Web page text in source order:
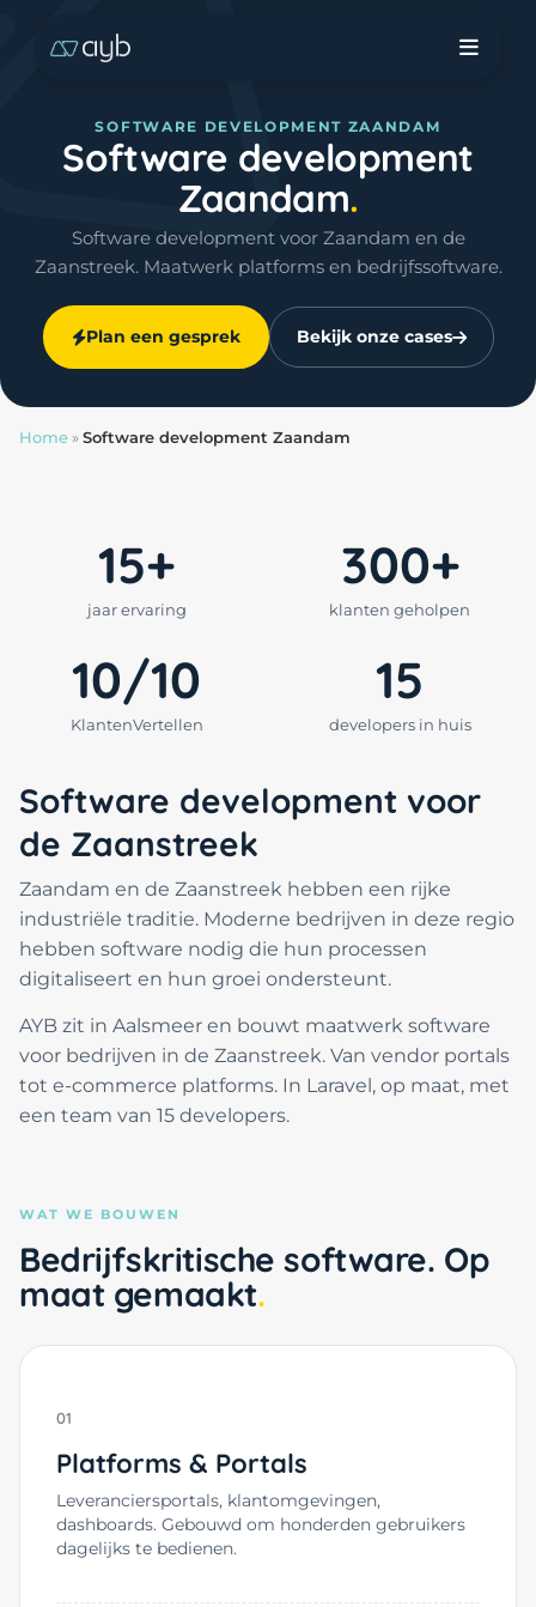
SOFTWARE DEVELOPMENT ZAANDAM
Software development
Zaandam
Software development voor Zaandam en de
Zaanstreek. Maatwerk platforms en bedrijfssoftware.
Plan een gesprek Bekijk onze cases
Home »Software development Zaandam
15+
jaar ervaring
300+
klanten geholpen
10/10
KlantenVertellen
15
developers in huis
Software development voor
de Zaanstreek
Zaandam en de Zaanstreek hebben een rijke
industriële traditie. Moderne bedrijven in deze regio
hebben software nodig die hun processen
digitaliseert en hun groei ondersteunt.
AYB zit in Aalsmeer en bouwt maatwerk software
voor bedrijven in de Zaanstreek. Van vendor portals
tot e-commerce platforms. In Laravel, op maat, met
een team van 15 developers.
WAT WE BOUWEN
Bedrijfskritische software. Op
maat gemaakt
01
Platforms & Portals
Leveranciersportals, klantomgevingen,
dashboards. Gebouwd om honderden gebruikers
dagelijks te bedienen.